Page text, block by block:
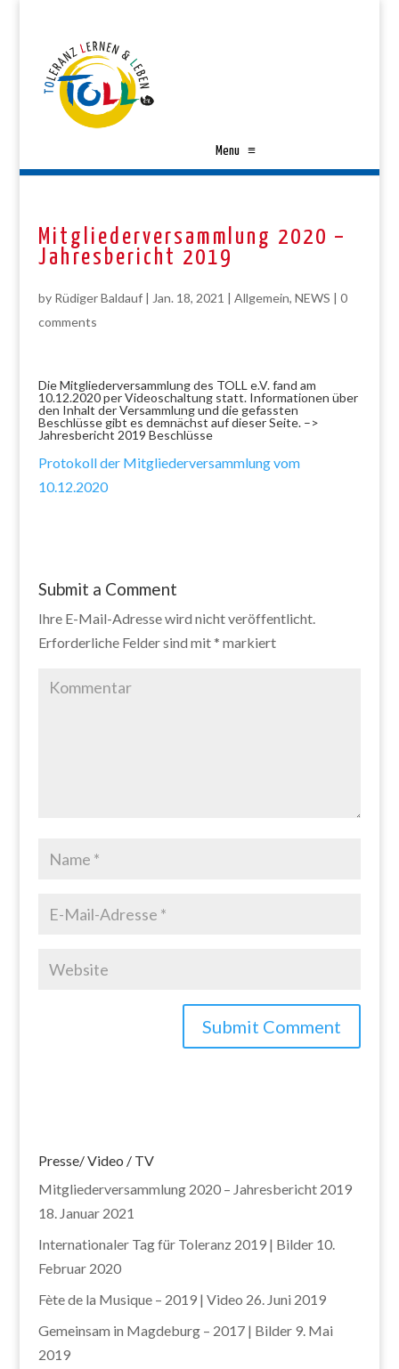
Menu ≡
Mitgliederversammlung 2020 –
Jahresbericht 2019
by Rüdiger Baldauf| Jan. 18, 2021 | Allgemein, NEWS | 0
comments
Die Mitgliederversammlung des TOLL e.V. fand am
10.12.2020 per Videoschaltung statt. Informationen über
den Inhalt der Versammlung und die gefassten
Beschlüsse gibt es demnächst auf dieser Seite. –>
Jahresbericht 2019 Beschlüsse
Protokoll der Mitgliederversammlung vom
10.12.2020
Submit a Comment
Ihre E-Mail-Adresse wird nicht veröffentlicht.
Erforderliche Felder sind mit* markiert
Presse/ Video / TV
Mitgliederversammlung 2020 – Jahresbericht 2019
18. Januar 2021
Internationaler Tag für Toleranz 2019 | Bilder 10.
Februar 2020
Fète de la Musique – 2019 | Video 26. Juni 2019
Gemeinsam in Magdeburg – 2017 | Bilder 9. Mai
2019